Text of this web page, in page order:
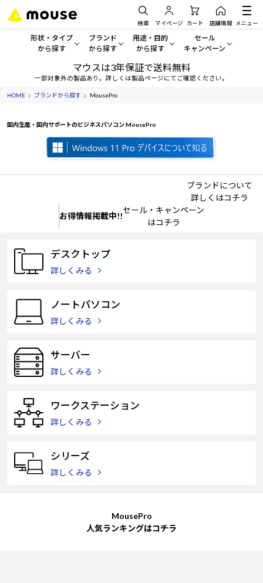
検索 マイページ カート 店舗情報 メニュー
形状・タイプ
から探す
形状・タイプから探す をすべてみる
デスクトップPC
ノートPC
タブレット
ワークステーション
Windows 11 |Copilot+ PC
ブランド
から探す
mouse
G TUNE
NEXTGEAR
DAIV
iiyama
用途・目的
から探す
一般向けパソコン
クリエイティブ向け
ビジネス向けパソコン
学習向けパソコン
スペック/パーツ別
セール
キャンペーン
セール・キャンペー
アウトレットパソコン
すべて新品の旧モデル製品
おすすめ目玉パソコン
今イチオシのパソコンをピ
Windows 11
マウスは3年保証で送料無料
一部対象外の製品あり。詳しくは製品ページにてご確認ください。
HOME ブランドから探す MousePro
国内生産・国内サポートのビジネスパソコン MousePro
ブランドについて
詳しくはコチラ
お得情報掲載中!!
セール・キャンペーン
はコチラ
デスクトップ
詳しくみる
ノートパソコン
詳しくみる
サーバー
詳しくみる
ワークステーション
詳しくみる
シリーズ
詳しくみる
MousePro
人気ランキングはコチラ